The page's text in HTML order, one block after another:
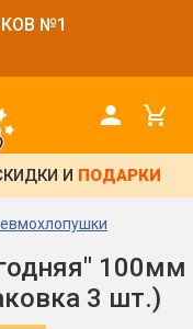
№1
И ПОДАРКИ
100мм
3 шт.)